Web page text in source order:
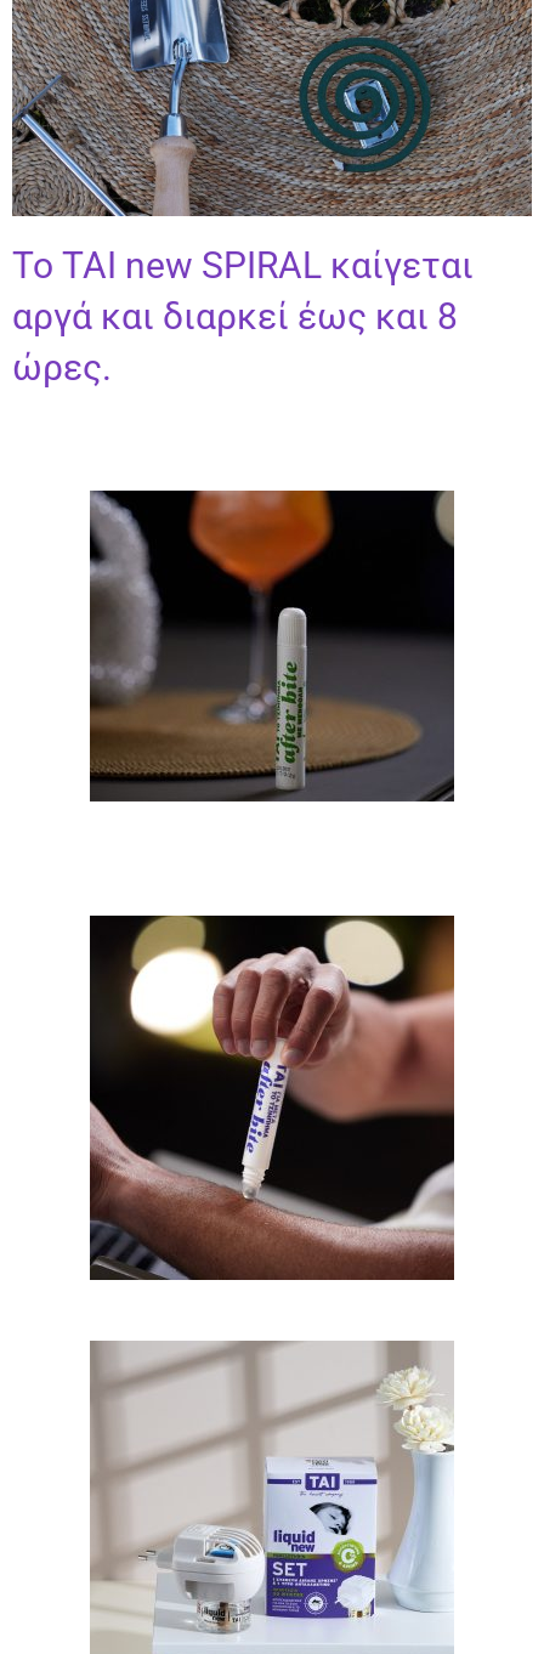
Το ΤΑΙ new SPIRAL καίγεται
αργά και διαρκεί έως και 8
ώρες.